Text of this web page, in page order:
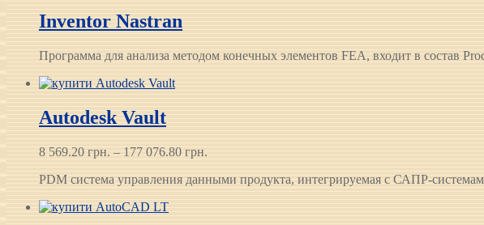
Inventor Nastran
Программа для анализа методом конечных элементов FEA, входит в состав
Autodesk Vault
8 569.20 грн. – 177 076.80 грн.
8 569.20 грн.
PDM система управления данными продукта, интегрируемая с САПР-